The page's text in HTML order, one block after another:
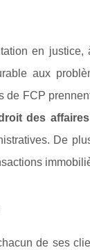
en justice,
aux
de FCP
des affaires
De
de ses